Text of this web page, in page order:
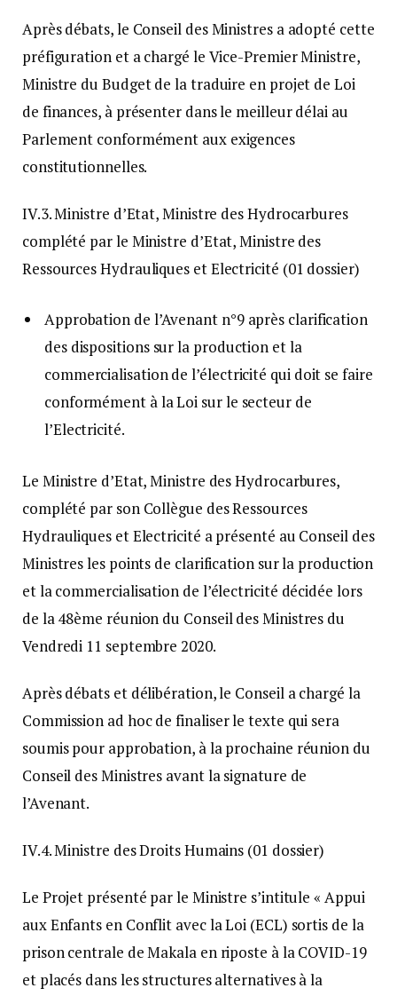
Après débats, le Conseil des Ministres a adopté cette
préfiguration et a chargé le Vice-Premier Ministre,
Ministre du Budget de la traduire en projet de Loi
de finances, à présenter dans le meilleur délai au
Parlement conformément aux exigences
constitutionnelles.
IV.3. Ministre d’Etat, Ministre des Hydrocarbures
complété par le Ministre d’Etat, Ministre des
Ressources Hydrauliques et Electricité (01 dossier)
Approbation de l’Avenant n°9 après clarification
des dispositions sur la production et la
commercialisation de l’électricité qui doit se faire
conformément à la Loi sur le secteur de
l’Electricité.
Le Ministre d’Etat, Ministre des Hydrocarbures,
complété par son Collègue des Ressources
Hydrauliques et Electricité a présenté au Conseil des
Ministres les points de clarification sur la production
et la commercialisation de l’électricité décidée lors
de la 48ème réunion du Conseil des Ministres du
Vendredi 11 septembre 2020.
Après débats et délibération, le Conseil a chargé la
Commission ad hoc de finaliser le texte qui sera
soumis pour approbation, à la prochaine réunion du
Conseil des Ministres avant la signature de
l’Avenant.
IV.4. Ministre des Droits Humains (01 dossier)
Le Projet présenté par le Ministre s’intitule « Appui
aux Enfants en Conflit avec la Loi (ECL) sortis de la
prison centrale de Makala en riposte à la COVID-19
et placés dans les structures alternatives à la